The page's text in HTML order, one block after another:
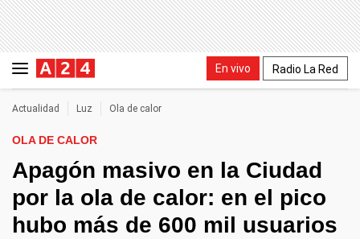
En vivo Radio La Red
Actualidad Luz Ola de calor
OLA DE CALOR
Apagón masivo en la Ciudad
por la ola de calor: en el pico
hubo más de 600 mil usuarios